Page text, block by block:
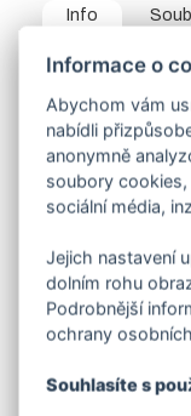
Info
Zárubně
zakázku.
Boční a horní
40 mm, ve
pásovina 40/
navařené panty.
Uvedená cena
V objednávací
kombinaci
šířka(dveří)
typ otevírání
Způsob
Informace o
Abychom vám
nabídli
anonymně
soubory
sociální média,
Jejich nastavení
dolním rohu
Podrobnější
ochrany
Souhlasíte s